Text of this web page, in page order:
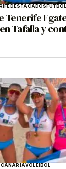
DESTACADOSFÚTBOL
Tenerife
Tafalla y
CANARIAVOLEIBOL